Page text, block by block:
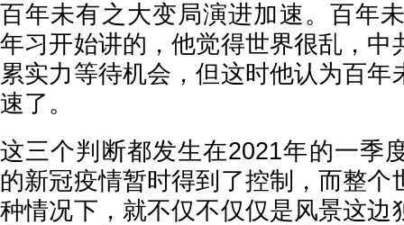
百年未有之大变局演进加速。百年
年习开始讲的，他觉得世界很乱，中
累实力等待机会，但这时他认为百年
速了。
这三个判断都发生在2021年的一季
的新冠疫情暂时得到了控制，而整个
种情况下，就不仅不仅仅是风景这边